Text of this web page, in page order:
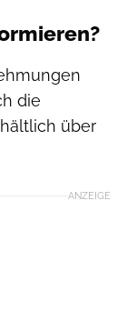
die
über
ANZEIGE